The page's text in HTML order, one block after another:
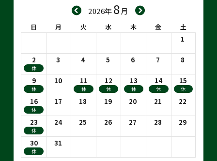
2026年8月
日 月 火 水 木 金
土
1
2
休
3 4 5 6 7 8
9
休
10 11
休
12
休
13
休
14
休
15
休
16
休
17 18 19 20 21 22
23
休
24 25 26 27 28 29
30
休
31